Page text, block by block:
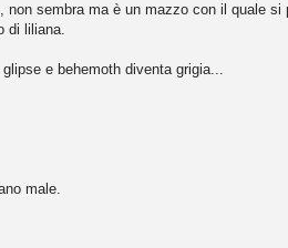
sembra ma è un mazzo con il quale si
di liliana.
e behemoth diventa grigia...
male.